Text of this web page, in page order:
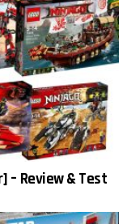
– Review & Test